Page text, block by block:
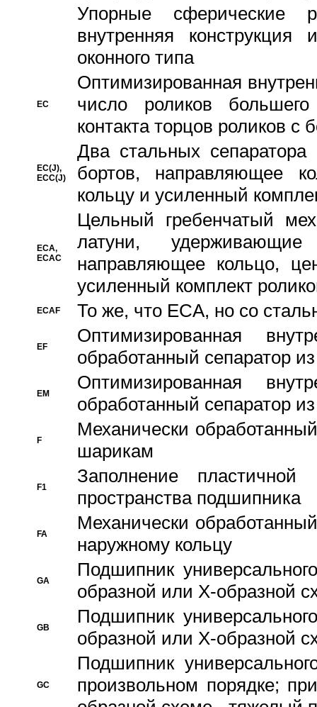
Упорные сферические
внутренняя
оконного типа
EC
Oптимизированная
число роликов
контакта торцов роликов с
EC(J),
ECC(J)
Два стальных сепаратора
бортов, направляющее
кольцу и усиленный
ECA,
ECAC
Цельный гребенчатый
латуни,
направляющее кольцо,
усиленный комплект
ECAF То же, что ECA, но со
EF
Оптимизированная
обработанный сепаратор
EM
Оптимизированная
обработанный сепаратор
F
Механически
шарикам
F1
Заполнение
пространства подшипника
FA
Механически
наружному кольцу
GA
Подшипник
образной или Х-образной
GB
Подшипник
образной или Х-образной
GC
Подшипник
произвольном порядке;